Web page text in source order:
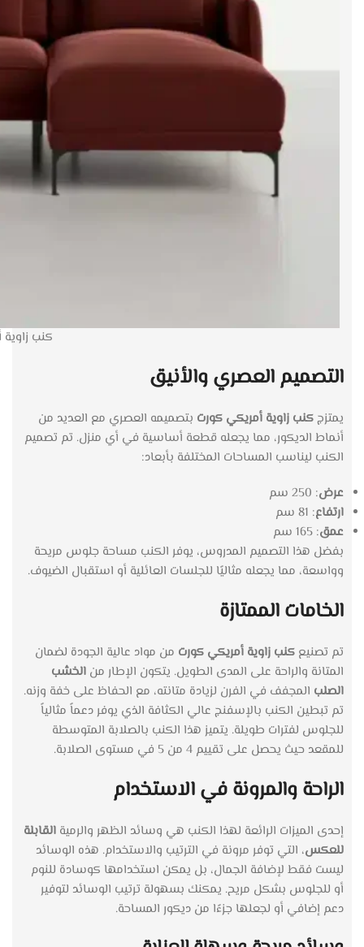
كنب
التصميم العصري والأنيق
يمتزجكنب زاوية أمريكي كورت بتصميمه العصري مع العديد من
أنماط الديكور، مما يجعله قطعة أساسية في أي منزل. تم تصميم
الكنب ليناسب المساحات المختلفة بأبعاد:
عرض: 250 سم
ارتفاع: 81 سم
عمق: 165 سم
بفضل هذا التصميم المدروس، يوفر الكنب مساحة جلوس مريحة
وواسعة، مما يجعله مثاليًا للجلسات العائلية أو استقبال الضيوف.
الخامات الممتازة
تم تصنيع كنب زاوية أمريكي كورت من مواد عالية الجودة لضمان
المتانة والراحة على المدى الطويل. يتكون الإطار من الخشب
الصلب المجفف في الفرن لزيادة متانته، مع الحفاظ على خفة وزنه.
تم تبطين الكنب بالإسفنج عالي الكثافة الذي يوفر دعماً مثالياً
للجلوس لفترات طويلة. يتميز هذا الكنب بالصلابة المتوسطة
للمقعد حيث يحصل على تقييم 4 من 5 في مستوى الصلابة.
الراحة والمرونة في الاستخدام
إحدى الميزات الرائعة لهذا الكنب هي وسائد الظهر والرمية القابلة
للعكس، التي توفر مرونة في الترتيب والاستخدام. هذه الوسائد
ليست فقط لإضافة الجمال، بل يمكن استخدامها كوسادة للنوم
أو للجلوس بشكل مريح. يمكنك بسهولة ترتيب الوسائد لتوفير
دعم إضافي أو لجعلها جزءًا من ديكور المساحة.